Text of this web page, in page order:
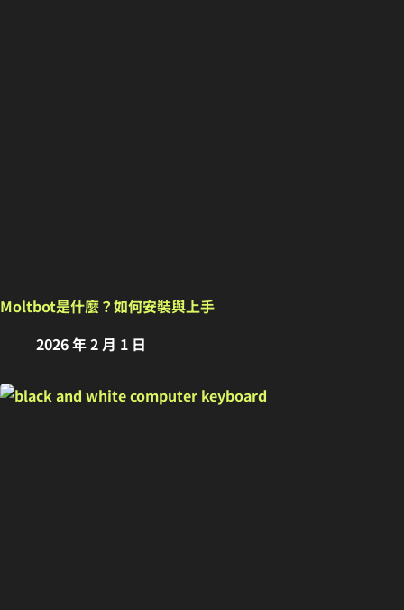
Moltbot是什麼？如何安裝與上手
2026 年 2 月 1 日